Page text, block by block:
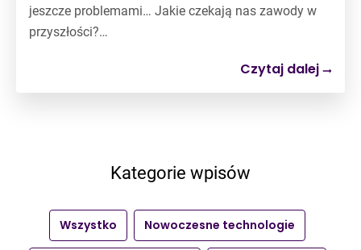
jeszcze problemami… Jakie czekają nas zawody w
przyszłości?…
Czytaj dalej
Kategorie wpisów
Wszystko Nowoczesne technologie